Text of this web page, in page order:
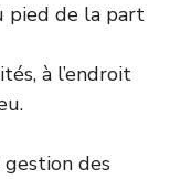
pied de la part
à l’endroit
des